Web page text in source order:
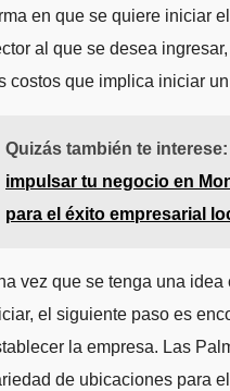
en que se quiere iniciar
al que se desea
costos que implica iniciar
Quizás también te interese:
impulsar tu negocio en
para el éxito empresarial
vez que se tenga una
el siguiente paso es
la empresa. Las
de ubicaciones para